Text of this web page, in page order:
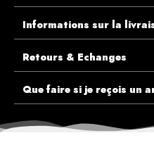
Informations sur la
Retours & Echanges
Que faire si je reçois un